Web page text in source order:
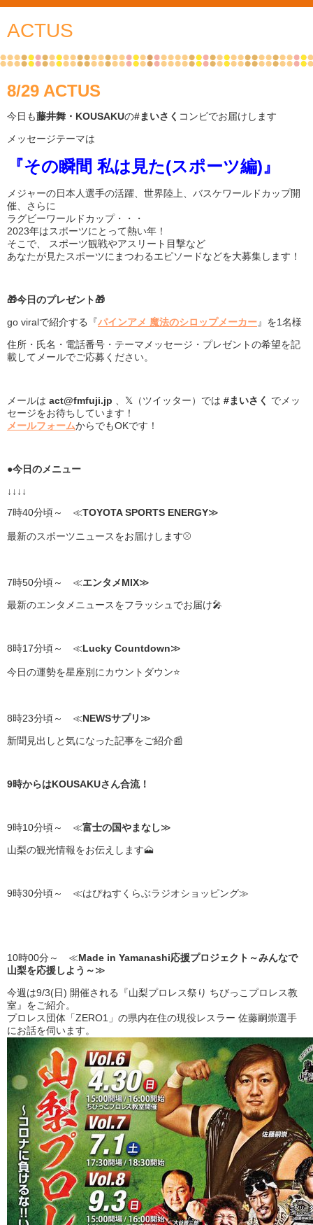
ACTUS
8/29 ACTUS
今日も藤井舞・KOUSAKUの#まいさく コンビでお届けします
メッセージテーマは
『その瞬間 私は見た(スポーツ編)』
メジャーの日本人選手の活躍、世界陸上、バスケワールドカップ開
催、さらに
ラグビーワールドカップ・・・
2023年はスポーツにとって熱い年！
そこで、 スポーツ観戦やアスリート目撃など
あなたが見たスポーツにまつわるエピソードなどを大募集します！
🎁今日のプレゼント🎁
go viralで紹介する『パインアメ 魔法のシロップメーカー』を1名様
住所・氏名・電話番号・テーマメッセージ・プレゼントの希望を記
載してメールでご応募ください。
メールは act@fmfuji.jp 、𝕏（ツイッター）では #まいさく でメッ
セージをお待ちしています！
メールフォームからでもOKです！
●今日のメニュー
↓↓↓↓
7時40分頃～ ≪TOYOTA SPORTS ENERGY≫
最新のスポーツニュースをお届けします⚾
7時50分頃～ ≪エンタメMIX≫
最新のエンタメニュースをフラッシュでお届け🎤
8時17分頃～ ≪Lucky Countdown≫
今日の運勢を星座別にカウントダウン⭐
8時23分頃～ ≪NEWSサプリ ≫
新聞見出しと気になった記事をご紹介📰
9時からはKOUSAKUさん合流！
9時10分頃～ ≪富士の国やまなし≫
山梨の観光情報をお伝えします🗻
9時30分頃～ ≪はぴねすくらぶラジオショッピング≫
10時00分～ ≪Made in Yamanashi応援プロジェクト～みんなで
山梨を応援しよう～≫
今週は9/3(日) 開催される『山梨プロレス祭り ちびっこプロレス教
室』をご紹介。
プロレス団体「ZERO1」の県内在住の現役レスラー 佐藤嗣崇選手
にお話を伺います。